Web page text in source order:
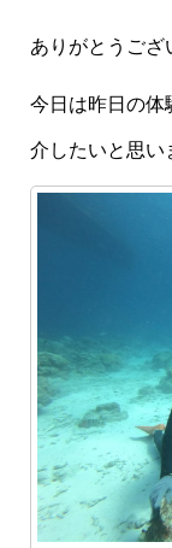
ありがとうござ
今日は昨日の体
介したいと思い